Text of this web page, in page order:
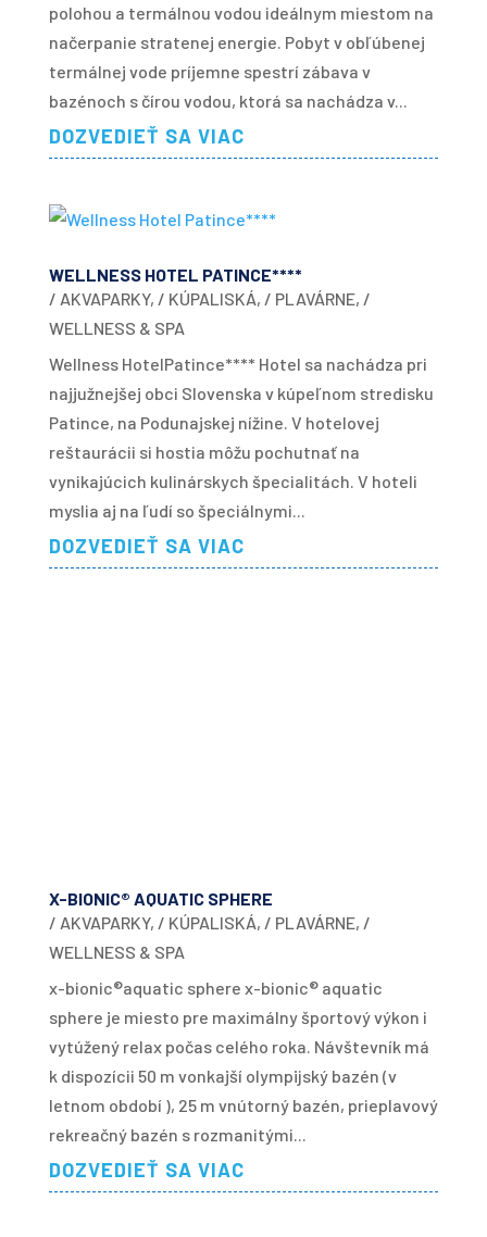
polohou a termálnou vodou ideálnym miestom na
načerpanie stratenej energie. Pobyt v obľúbenej
termálnej vode príjemne spestrí zábava v
bazénoch s čírou vodou, ktorá sa nachádza v...
DOZVEDIEŤ SA VIAC
WELLNESS HOTEL PATINCE****
/ AKVAPARKY, / KÚPALISKÁ, / PLAVÁRNE, /
WELLNESS & SPA
Wellness HotelPatince**** Hotel sa nachádza pri
najjužnejšej obci Slovenska v kúpeľnom stredisku
Patince, na Podunajskej nížine. V hotelovej
reštaurácii si hostia môžu pochutnať na
vynikajúcich kulinárskych špecialitách. V hoteli
myslia aj na ľudí so špeciálnymi...
DOZVEDIEŤ SA VIAC
X-BIONIC® AQUATIC SPHERE
/ AKVAPARKY, / KÚPALISKÁ, / PLAVÁRNE, /
WELLNESS & SPA
x-bionic®aquatic sphere x-bionic® aquatic
sphere je miesto pre maximálny športový výkon i
vytúžený relax počas celého roka. Návštevník má
k dispozícii 50 m vonkajší olympijský bazén (v
letnom období ), 25 m vnútorný bazén, prieplavový
rekreačný bazén s rozmanitými...
DOZVEDIEŤ SA VIAC